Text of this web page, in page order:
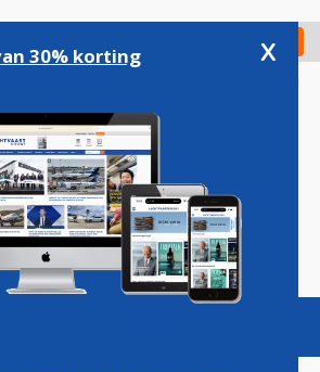
Check in
Podcasts Vacatures
30% korting x